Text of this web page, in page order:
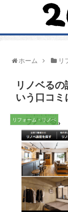
ホーム リ
リノベる
いう口コ
リフォーム・リノベ